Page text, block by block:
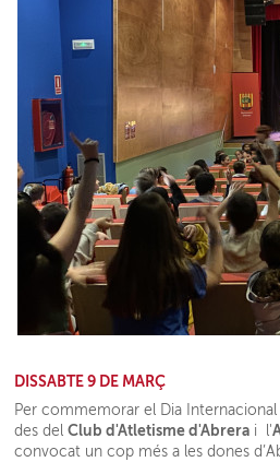
DISSABTE 9 DE MARÇ
Per commemorar el Dia
des delClub d'Atletisme d'Abrera i l'
convocat un cop més a les dones